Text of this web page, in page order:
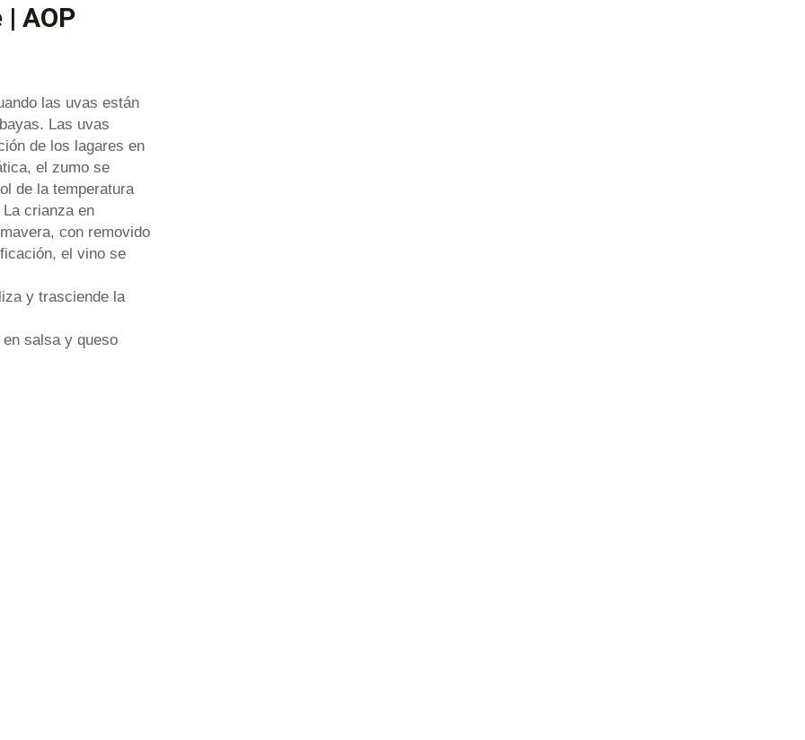
AOP
las uvas están
Las uvas
de los lagares en
el zumo se
de la temperatura
crianza en
con removido
el vino se
y trasciende la
salsa y queso